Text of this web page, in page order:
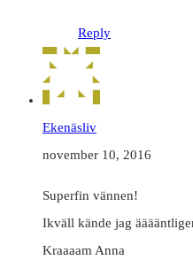
Reply
Ekenäsliv
november 10, 2016
Superfin vännen!
Ikväll kände jag
Kraaaam Anna